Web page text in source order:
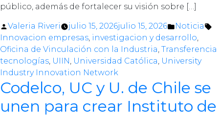
público, además de fortalecer su visión sobre […]
Posted
by
Valeria Riveri julio 15, 2026julio 15, 2026
Posted
in
Noticia
Innovacion empresas, investigacion y desarrollo,
Oficina de Vinculación con la Industria, Transferencia
tecnologías, UIIN, Universidad Católica, University
Industry Innovation Network
Codelco, UC y U. de Chile se
unen para crear Instituto de